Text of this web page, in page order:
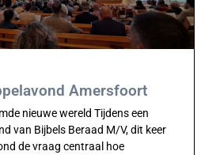
Amersfoort
nieuwe wereld Tijdens een
van Bijbels Beraad M/V, dit keer
de vraag centraal hoe